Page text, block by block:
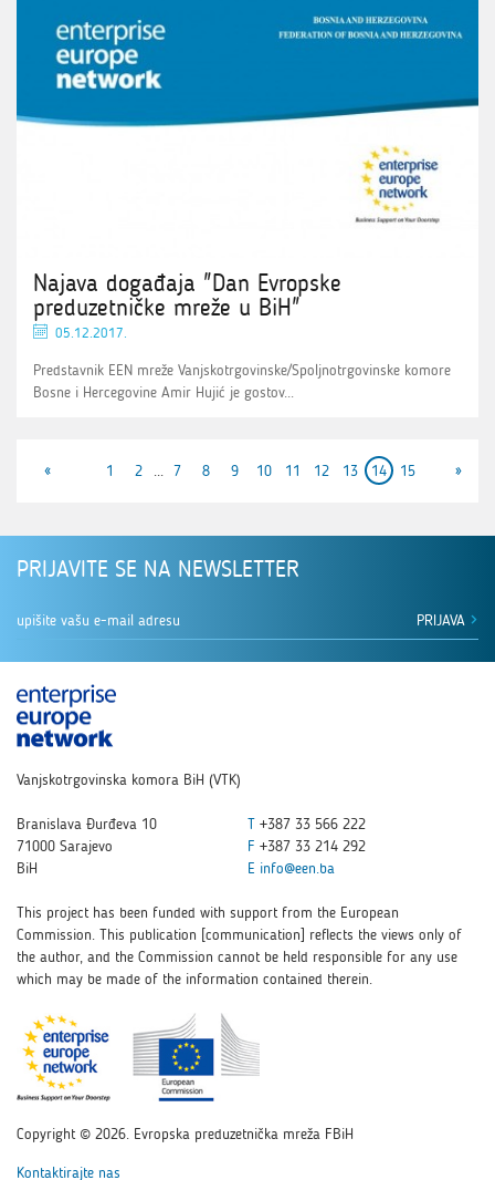
Najava događaja "Dan Evropske
preduzetničke mreže u BiH"
05.12.2017.
Predstavnik EEN mreže Vanjskotrgovinske/Spoljnotrgovinske komore
Bosne i Hercegovine Amir Hujić je gostov...
« 1 2 ... 7 8 9 10 11 12 13 14 15 »
PRIJAVITE SE NA NEWSLETTER
PRIJAVA
Vanjskotrgovinska komora BiH (VTK)
Branislava Đurđeva 10 T +387 33 566 222
71000 Sarajevo
F +387 33 214 292
BiH
E info@een.ba
This project has been funded with support from the European
Commission. This publication [communication] reflects the views only of
the author, and the Commission cannot be held responsible for any use
which may be made of the information contained therein.
Copyright © 2026. Evropska preduzetnička mreža FBiH
Kontaktirajte nas